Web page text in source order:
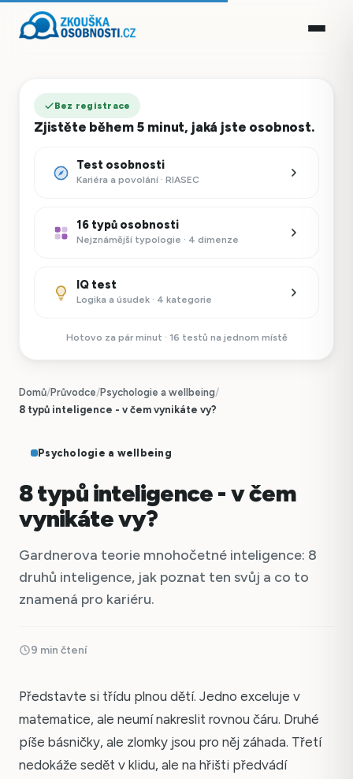
Bez registrace
Zjistěte během 5 minut, jaká jste osobnost.
Test osobnosti
Kariéra a povolání · RIASEC
16 typů osobnosti
Nejznámější typologie · 4 dimenze
IQ test
Logika a úsudek · 4 kategorie
Hotovo za pár minut · 16 testů na jednom místě
Domů/Průvodce/Psychologie a wellbeing/
8 typů inteligence - v čem vynikáte vy?
Psychologie a wellbeing
8 typů inteligence - v čem
vynikáte vy?
Gardnerova teorie mnohočetné inteligence: 8
druhů inteligence, jak poznat ten svůj a co to
znamená pro kariéru.
9 min čtení
Představte si třídu plnou dětí. Jedno exceluje v
matematice, ale neumí nakreslit rovnou čáru. Druhé
píše básničky, ale zlomky jsou pro něj záhada. Třetí
nedokáže sedět v klidu, ale na hřišti předvádí